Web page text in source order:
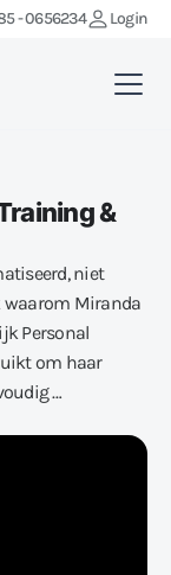
- 0656234 Login
&
niet
waarom Miranda
Personal
om haar
…